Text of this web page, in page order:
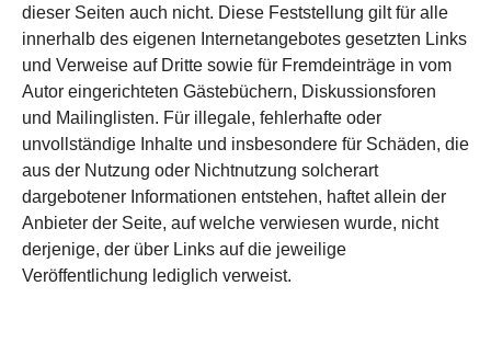
dieser Seiten auch nicht. Diese Feststellung gilt für alle
innerhalb des eigenen Internetangebotes gesetzten Links
und Verweise auf Dritte sowie für Fremdeinträge in vom
Autor eingerichteten Gästebüchern, Diskussionsforen
und Mailinglisten. Für illegale, fehlerhafte oder
unvollständige Inhalte und insbesondere für Schäden, die
aus der Nutzung oder Nichtnutzung solcherart
dargebotener Informationen entstehen, haftet allein der
Anbieter der Seite, auf welche verwiesen wurde, nicht
derjenige, der über Links auf die jeweilige
Veröffentlichung lediglich verweist.